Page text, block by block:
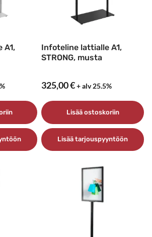
A1,
Infoteline lattialle A1,
STRONG, musta
325,00€+ alv 25.5%
Lisää ostoskoriin
Lisää tarjouspyyntöön